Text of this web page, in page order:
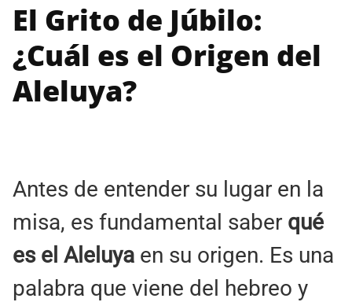
El Grito de Júbilo:
¿Cuál es el Origen del
Aleluya?
Antes de entender su lugar en la
misa, es fundamental saber qué
es el Aleluya en su origen. Es una
palabra que viene del hebreo y